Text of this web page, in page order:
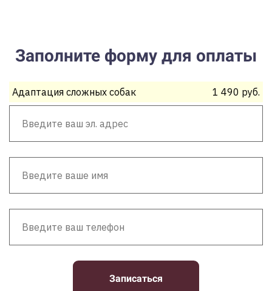
Заполните форму для оплаты
Адаптация сложных собак 1 490 руб.
Записаться